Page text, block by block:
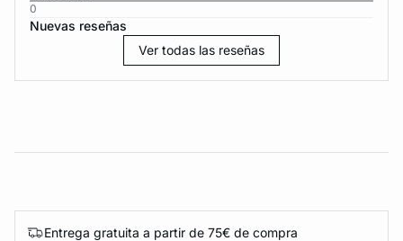
0
Nuevas reseñas
Ver todas las reseñas
Entrega gratuita a partir de 75€ de compra